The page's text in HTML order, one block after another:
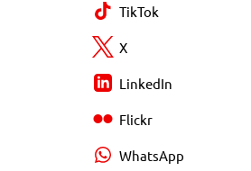
TikTok
X
LinkedIn
Flickr
WhatsApp